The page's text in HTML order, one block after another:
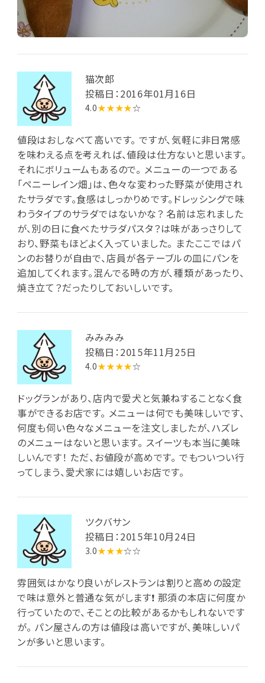
猫次郎
投稿日：2016年01月16日
4.0★★★★☆
値段はおしなべて高いです。 ですが、気軽に非日常感
を味わえる点を考えれば、値段は仕方ないと思います。
それにボリュームもあるので。 メニューの一つである
「ペニーレイン畑」は、色々な変わった野菜が使用され
たサラダです。食感はしっかりめです。ドレッシングで味
わうタイプのサラダではないかな？ 名前は忘れました
が、別の日に食べたサラダパスタ？は味があっさりして
おり、野菜もほどよく入っていました。 またここではパ
ンのお替りが自由で、店員が各テーブルの皿にパンを
追加してくれます。混んでる時の方が、種類があったり、
焼き立て？だったりしておいしいです。
みみみみ
投稿日：2015年11月25日
4.0★★★★☆
ドッグランがあり、店内で愛犬と気兼ねすることなく食
事ができるお店です。 メニューは何でも美味しいです、
何度も伺い色々なメニューを注文しましたが、ハズレ
のメニューはないと思います。 スイーツも本当に美味
しいんです！ ただ、お値段が高めです。 でもついつい行
ってしまう、愛犬家には嬉しいお店です。
ツクバサン
投稿日：2015年10月24日
3.0★★★☆☆
雰囲気はかなり良いがレストランは割りと高めの設定
で味は意外と普通な気がします❗ 那須の本店に何度か
行っていたので、そことの比較があるかもしれないです
が。 パン屋さんの方は値段は高いですが、美味しいパ
ンが多いと思います。